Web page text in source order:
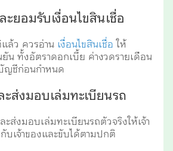
ยอมรับเงื่อนไขสินเชื่อ
ล้ว ควรอ่าน เงื่อนไขสินเชื่อ ให้
น ทั้งอัตราดอกเบี้ย ค่างวดรายเดือน
ญชีก่อนกำหนด
ส่งมอบเล่มทะเบียนรถ
ส่งมอบเล่มทะเบียนรถตัวจริงให้เจ้า
บเจ้าของและขับได้ตามปกติ